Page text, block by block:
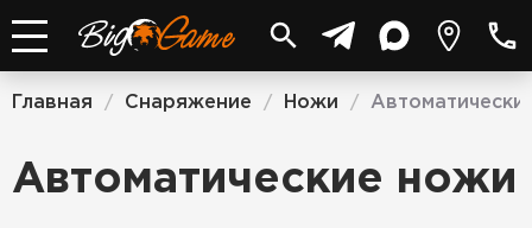
Главная / Снаряжение / Ножи /
Автоматические ножи